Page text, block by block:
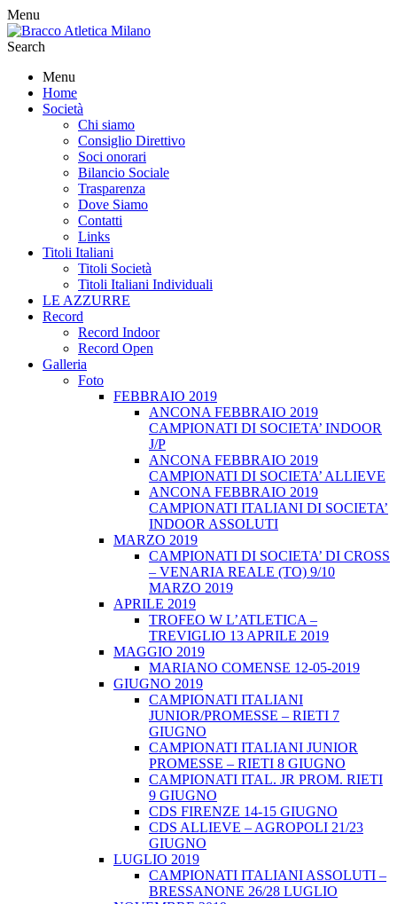
Menu
Search
Menu
Home
Società
Chi siamo
Consiglio Direttivo
Soci onorari
Bilancio Sociale
Trasparenza
Dove Siamo
Contatti
Links
Titoli Italiani
Titoli Società
Titoli Italiani Individuali
LE AZZURRE
Record
Record Indoor
Record Open
Galleria
Foto
FEBBRAIO 2019
ANCONA FEBBRAIO 2019
CAMPIONATI DI SOCIETA’ INDOOR
J/P
ANCONA FEBBRAIO 2019
CAMPIONATI DI SOCIETA’ ALLIEVE
ANCONA FEBBRAIO 2019
CAMPIONATI ITALIANI DI SOCIETA’
INDOOR ASSOLUTI
MARZO 2019
CAMPIONATI DI SOCIETA’ DI CROSS
– VENARIA REALE (TO) 9/10
MARZO 2019
APRILE 2019
TROFEO W L’ATLETICA –
TREVIGLIO 13 APRILE 2019
MAGGIO 2019
MARIANO COMENSE 12-05-2019
GIUGNO 2019
CAMPIONATI ITALIANI
JUNIOR/PROMESSE – RIETI 7
GIUGNO
CAMPIONATI ITALIANI JUNIOR
PROMESSE – RIETI 8 GIUGNO
CAMPIONATI ITAL. JR PROM. RIETI
9 GIUGNO
CDS FIRENZE 14-15 GIUGNO
CDS ALLIEVE – AGROPOLI 21/23
GIUGNO
LUGLIO 2019
CAMPIONATI ITALIANI ASSOLUTI –
BRESSANONE 26/28 LUGLIO